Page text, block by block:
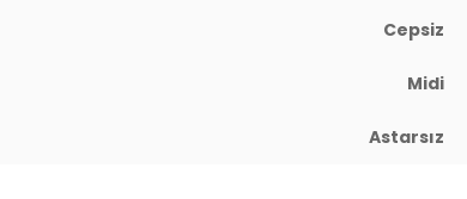
Cepsiz
Midi
Astarsız